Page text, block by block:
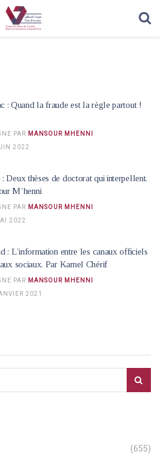
: Quand la fraude est la règle partout !
PAR MANSOUR MHENNI
2022
: Deux thèses de doctorat qui interpellent.
M’henni
PAR MANSOUR MHENNI
2022
: L’information entre les canaux officiels
sociaux. Par Kamel Chérif
PAR MANSOUR MHENNI
2021
(655)